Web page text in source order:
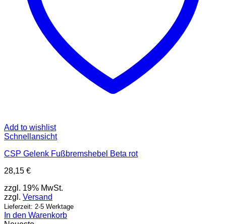
Add to wishlist
Schnellansicht
CSP Gelenk Fußbremshebel Beta rot
28,15 €
zzgl. 19% MwSt.
zzgl. Versand
Lieferzeit: 2-5 Werktage
In den Warenkorb